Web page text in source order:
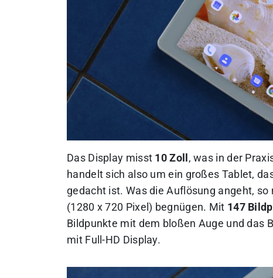
Das Display misst 10 Zoll , was in der
handelt sich also um ein großes Tablet,
gedacht ist. Was die Auflösung angeht,
(1280 x 720 Pixel) begnügen. Mit 147
Bildpunkte mit dem bloßen Auge und das
mit Full-HD Display.